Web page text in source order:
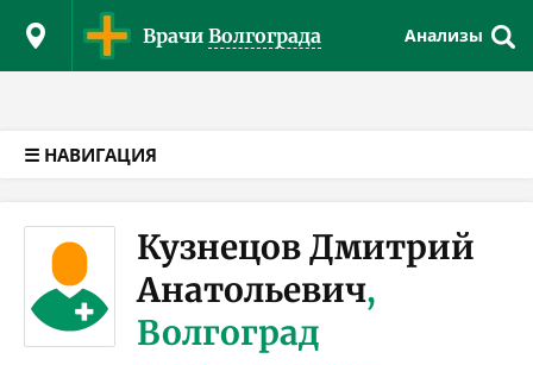
Врачи Волгограда Анализы
☰ НАВИГАЦИЯ
Кузнецов Дмитрий
Анатольевич,
Волгоград